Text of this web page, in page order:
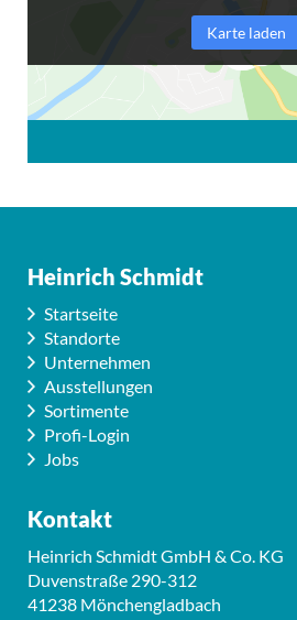
Karte laden
Heinrich Schmidt
Startseite
Standorte
Unternehmen
Ausstellungen
Sortimente
Profi-Login
Jobs
Kontakt
Heinrich Schmidt GmbH & Co. KG
Duvenstraße 290-312
41238 Mönchengladbach